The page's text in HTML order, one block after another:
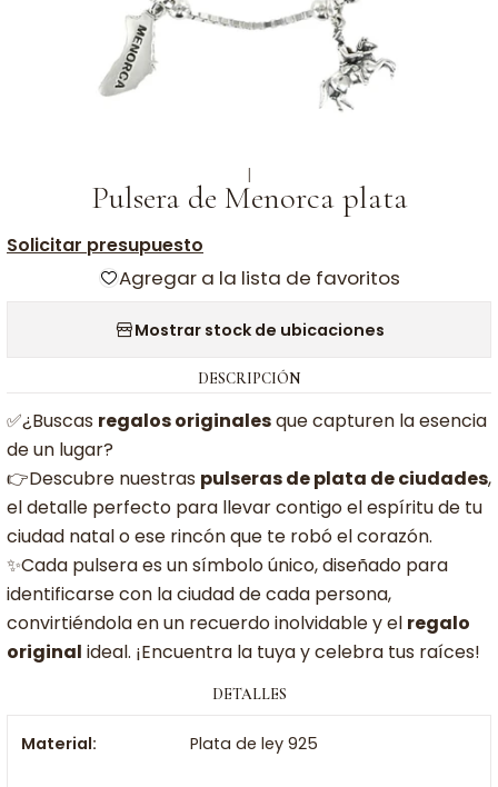
|
Pulsera de Menorca plata
Solicitar presupuesto
Agregar a la lista de favoritos
Mostrar stock de ubicaciones
DESCRIPCIÓN
✅¿Buscas regalos originalesque capturen la esencia
de un lugar?
👉Descubre nuestras pulseras de plata de ciudades,
el detalle perfecto para llevar contigo el espíritu de tu
ciudad natal o ese rincón que te robó el corazón.
✨Cada pulsera es un símbolo único, diseñado para
identificarse con la ciudad de cada persona,
convirtiéndola en un recuerdo inolvidable y el regalo
original ideal. ¡Encuentra la tuya y celebra tus raíces!
DETALLES
Material: Plata de ley 925